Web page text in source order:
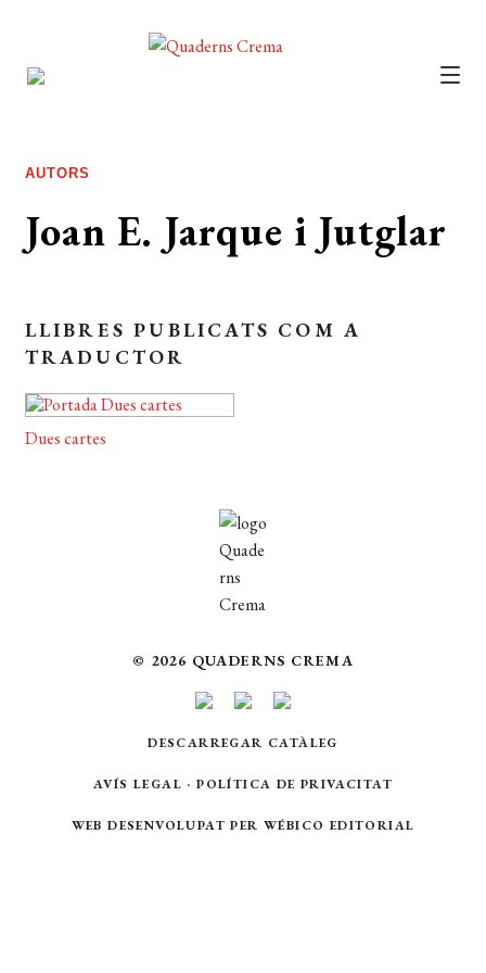
L’EDITORIAL
DISTRIBUCIÓ
CONTACTE
WISHLIST
AUTORS
Joan E. Jarque i Jutglar
LLIBRES PUBLICATS COM A
TRADUCTOR
Dues cartes
© 2026 QUADERNS CREMA
DESCARREGAR CATÀLEG
AVÍS LEGAL ·POLÍTICA DE PRIVACITAT
WEB DESENVOLUPAT PER WÉBICO EDITORIAL